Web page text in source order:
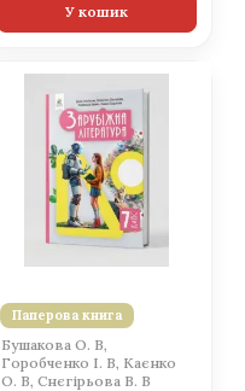
У кошик
Паперова книга
Бушакова О. В,
Горобченко І. В, Каєнко
О. В, Снєгірьова В. В